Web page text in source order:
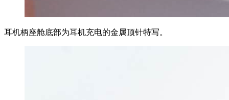
耳机柄座舱底部为耳机充电的金属顶针特写。